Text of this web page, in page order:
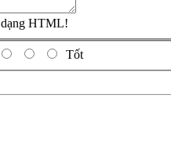
HTML!
Tốt